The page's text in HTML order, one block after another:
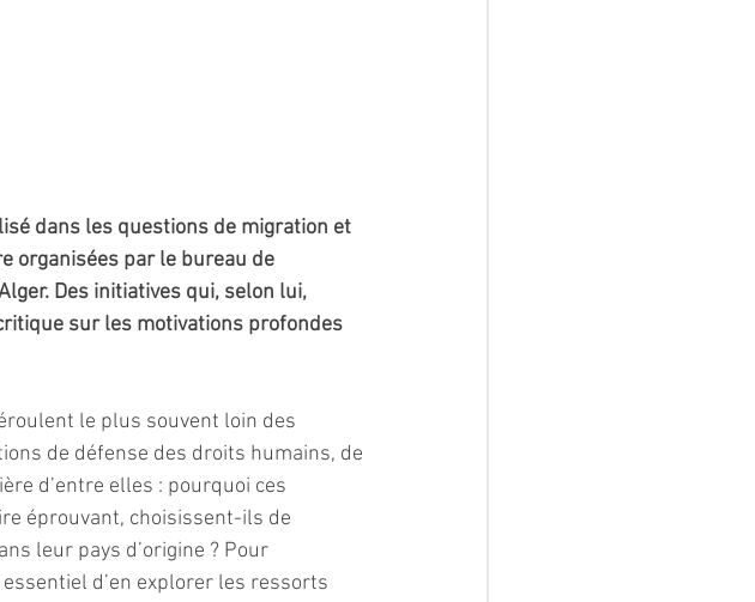
dans les questions de migration et
organisées par le bureau de
Des initiatives qui, selon lui,
sur les motivations profondes
le plus souvent loin des
de défense des droits humains, de
d’entre elles : pourquoi ces
éprouvant, choisissent-ils de
leur pays d’origine ? Pour
d’en explorer les ressorts